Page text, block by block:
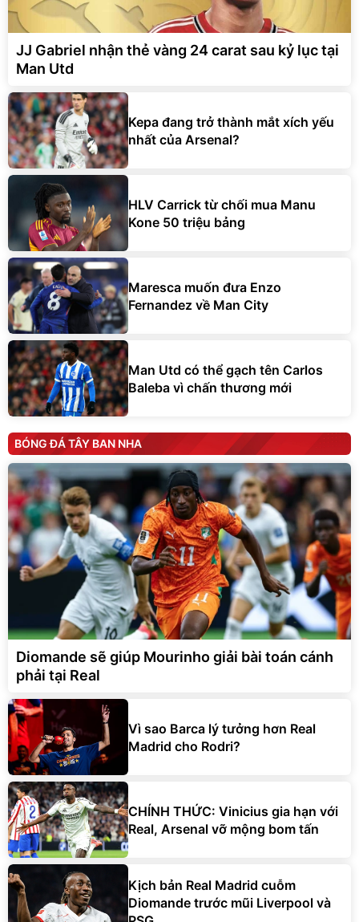
JJ Gabriel nhận thẻ vàng 24 carat sau kỷ lục tại
Man Utd
Kepa đang trở thành mắt xích yếu
nhất của Arsenal?
HLV Carrick từ chối mua Manu
Kone 50 triệu bảng
Maresca muốn đưa Enzo
Fernandez về Man City
Man Utd có thể gạch tên Carlos
Baleba vì chấn thương mới
BÓNG ĐÁ TÂY BAN NHA
Diomande sẽ giúp Mourinho giải bài toán cánh
phải tại Real
Vì sao Barca lý tưởng hơn Real
Madrid cho Rodri?
CHÍNH THỨC: Vinicius gia hạn với
Real, Arsenal vỡ mộng bom tấn
Kịch bản Real Madrid cuỗm
Diomande trước mũi Liverpool và